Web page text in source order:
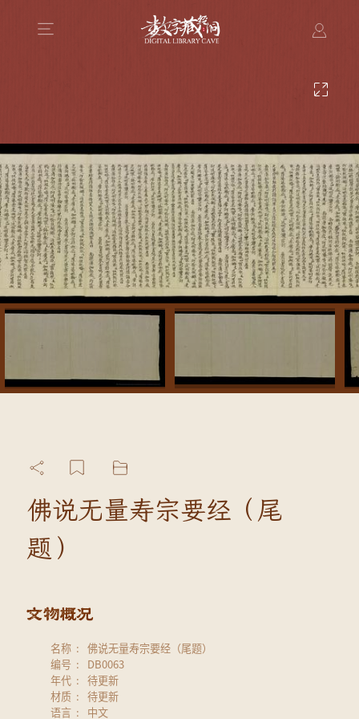
佛说无量寿宗要经（尾
题）
名称
佛说无量寿宗要经（尾题）
编号
DB0063
年代
待更新
材质
待更新
语言
中文